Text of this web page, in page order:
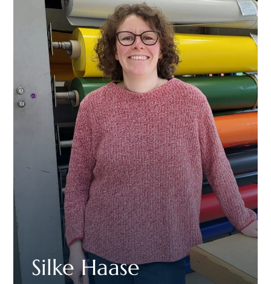
Silke Haase